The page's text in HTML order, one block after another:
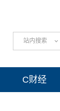
站内搜索
C财经